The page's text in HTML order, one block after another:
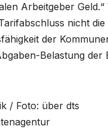
Arbeitgeber Geld.“
nicht die
der
Belastung der
/ Foto: über dts